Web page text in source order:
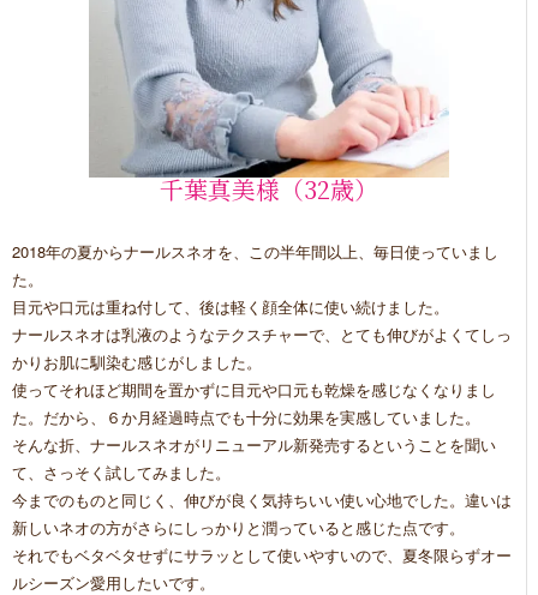
千葉真美様（32歳）
2018年の夏からナールスネオを、この半年間以上、毎日使っていまし
た。
目元や口元は重ね付して、後は軽く顔全体に使い続けました。
ナールスネオは乳液のようなテクスチャーで、とても伸びがよくてしっ
かりお肌に馴染む感じがしました。
使ってそれほど期間を置かずに目元や口元も乾燥を感じなくなりまし
た。だから、６か月経過時点でも十分に効果を実感していました。
そんな折、ナールスネオがリニューアル新発売するということを聞い
て、さっそく試してみました。
今までのものと同じく、伸びが良く気持ちいい使い心地でした。違いは
新しいネオの方がさらにしっかりと潤っていると感じた点です。
それでもベタベタせずにサラッとして使いやすいので、夏冬限らずオー
ルシーズン愛用したいです。